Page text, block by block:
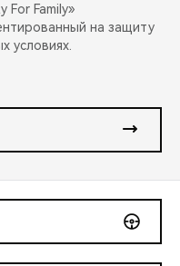
Family»
на защиту
условиях.